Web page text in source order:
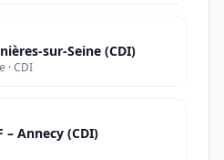
sur-Seine (CDI)
· CDI
– Annecy (CDI)